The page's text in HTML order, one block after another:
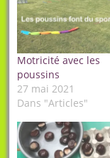
Motricité avec les
poussins
27 mai 2021
Dans "Articles"